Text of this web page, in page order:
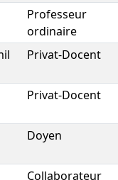
Professeur
ordinaire
Privat-Docent
Privat-Docent
Doyen
Collaborateur